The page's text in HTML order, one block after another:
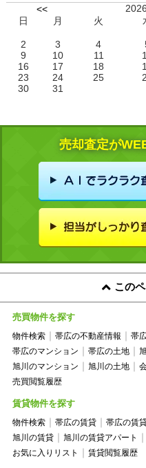
<<
日
月 火
2
3 4
9
10 11
16
17 18
23
24 25
30
31
売却査定が
この
売買物件を探す
物件検索 帯広の不動産情報 帯
帯広のマンション
帯広の土地
旭川のマンション
旭川の土地
売買閲覧履歴
賃貸物件を探す
物件検索 帯広の賃貸 帯広の賃
旭川の賃貸
旭川の賃貸アパート
お気に入りリスト
賃貸閲覧履歴